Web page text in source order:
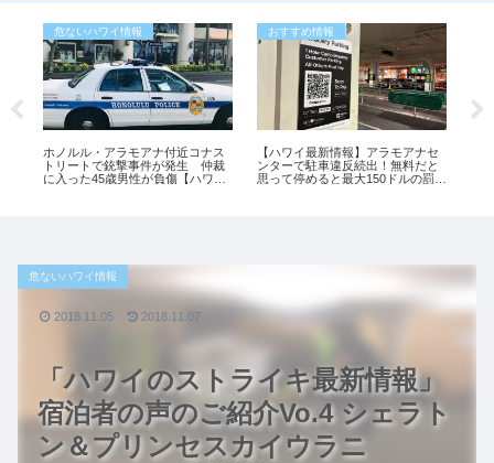
危ないハワイ情報
ホノルル・アラモアナ付近コナス
トリートで銃撃事件が発生 仲裁
に入った45歳男性が負傷【ハワイ
おすすめ情報
【ハワイ最新情報】アラモアナセ
ンターで駐車違反続出！無料だと
思って停めると最大150ドルの罰金
「ハワイのストライキ最新情報」
宿泊者の声のご紹介Vo.4 シェラト
ン＆プリンセスカイウラニ
危ないハワイ情報
2018.11.05 2018.11.07